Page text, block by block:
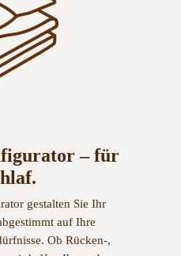
– für
gestalten Sie Ihr
auf Ihre
Ob Rücken-,